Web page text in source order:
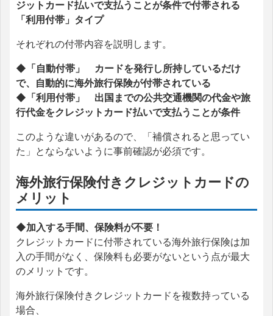
ジットカード払いで支払うことが条件で付帯される
「利用付帯」タイプ
それぞれの付帯内容を説明します。
◆「自動付帯」 カードを発行し所持しているだけ
で、自動的に海外旅行保険が付帯されている
◆「利用付帯」 出国までの公共交通機関の代金や旅
行代金をクレジットカード払いで支払うことが条件
このような違いがあるので、「補償されると思ってい
た」とならないように事前確認が必須です。
海外旅行保険付きクレジットカードの
メリット
◆加入する手間、保険料が不要！
クレジットカードに付帯されている海外旅行保険は加
入の手間がなく、保険料も必要がないという点が最大
のメリットです。
海外旅行保険付きクレジットカードを複数持っている
場合、